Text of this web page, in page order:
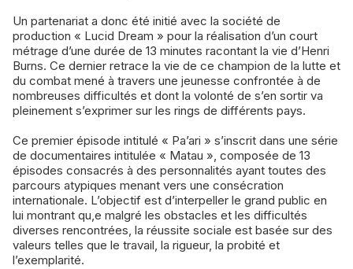
Un partenariat a donc été initié avec la société de
production « Lucid Dream » pour la réalisation d’un court
métrage d’une durée de 13 minutes racontant la vie d’Henri
Burns. Ce dernier retrace la vie de ce champion de la lutte et
du combat mené à travers une jeunesse confrontée à de
nombreuses difficultés et dont la volonté de s’en sortir va
pleinement s’exprimer sur les rings de différents pays.
Ce premier épisode intitulé « Pa’ari » s’inscrit dans une série
de documentaires intitulée « Matau », composée de 13
épisodes consacrés à des personnalités ayant toutes des
parcours atypiques menant vers une consécration
internationale. L’objectif est d’interpeller le grand public en
lui montrant qu,e malgré les obstacles et les difficultés
diverses rencontrées, la réussite sociale est basée sur des
valeurs telles que le travail, la rigueur, la probité et
l’exemplarité.